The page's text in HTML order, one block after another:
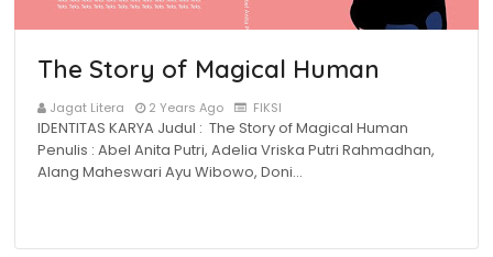
The Story of Magical Human
Jagat Litera 2 Years Ago FIKSI
IDENTITAS KARYA Judul : The Story of Magical Human
Penulis : Abel Anita Putri, Adelia Vriska Putri Rahmadhan,
Alang Maheswari Ayu Wibowo, Doni…